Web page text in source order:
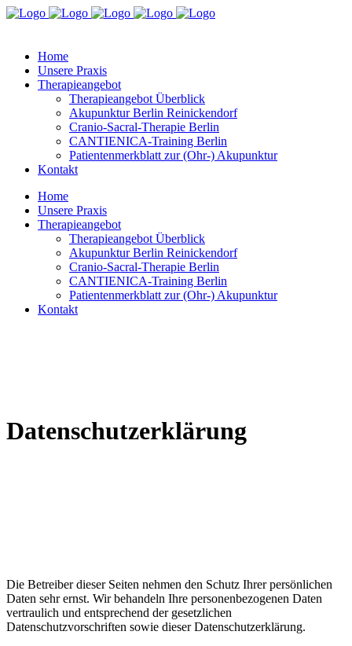
Home
Unsere Praxis
Therapieangebot
Therapieangebot Überblick
Akupunktur Berlin Reinickendorf
Cranio-Sacral-Therapie Berlin
CANTIENICA-Training Berlin
Patientenmerkblatt zur (Ohr-) Akupunktur
Kontakt
Home
Unsere Praxis
Therapieangebot
Therapieangebot Überblick
Akupunktur Berlin Reinickendorf
Cranio-Sacral-Therapie Berlin
CANTIENICA-Training Berlin
Patientenmerkblatt zur (Ohr-) Akupunktur
Kontakt
Datenschutzerklärung
Die Betreiber dieser Seiten nehmen den Schutz Ihrer persönlichen
Daten sehr ernst. Wir behandeln Ihre personenbezogenen Daten
vertraulich und entsprechend der gesetzlichen
Datenschutzvorschriften sowie dieser Datenschutzerklärung.